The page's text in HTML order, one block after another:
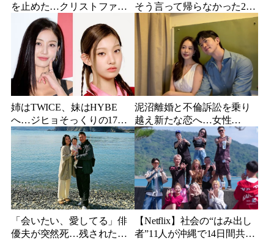
を止めた…クリストファ
ー・ノーラン史上最大、390
億円の超大作がついに韓国
上陸
そう言って帰らなかった24
歳俳優…28歳の誕生日、母
が玄関に置いた“届かない贈
り物”
姉はTWICE、妹はHYBE
へ…ジヒョそっくりの17歳
妹、多国籍7人組でついにデ
ビュー
泥沼離婚と不倫訴訟を乗り
越え新たな恋へ…女性
YouTuberが選んだのは身長
189cmの医者
「会いたい、愛してる」俳
優夫が突然死…残された女
【Netflix】社会の“はみ出し
者”11人が沖縄で14日間共同